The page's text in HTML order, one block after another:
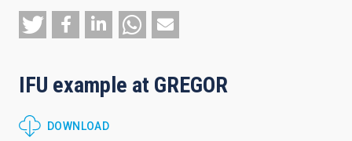
IFU example at GREGOR
DOWNLOAD